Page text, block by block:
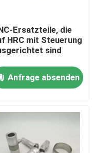
Ersatzteile, die
HRC mit Steuerung
sind
Anfrage absenden